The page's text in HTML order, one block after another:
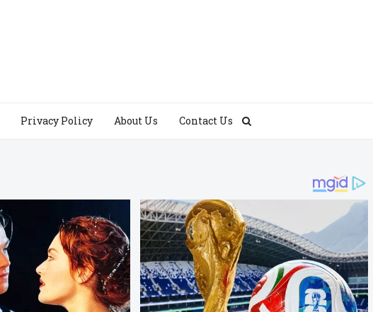
Privacy Policy About Us Contact Us